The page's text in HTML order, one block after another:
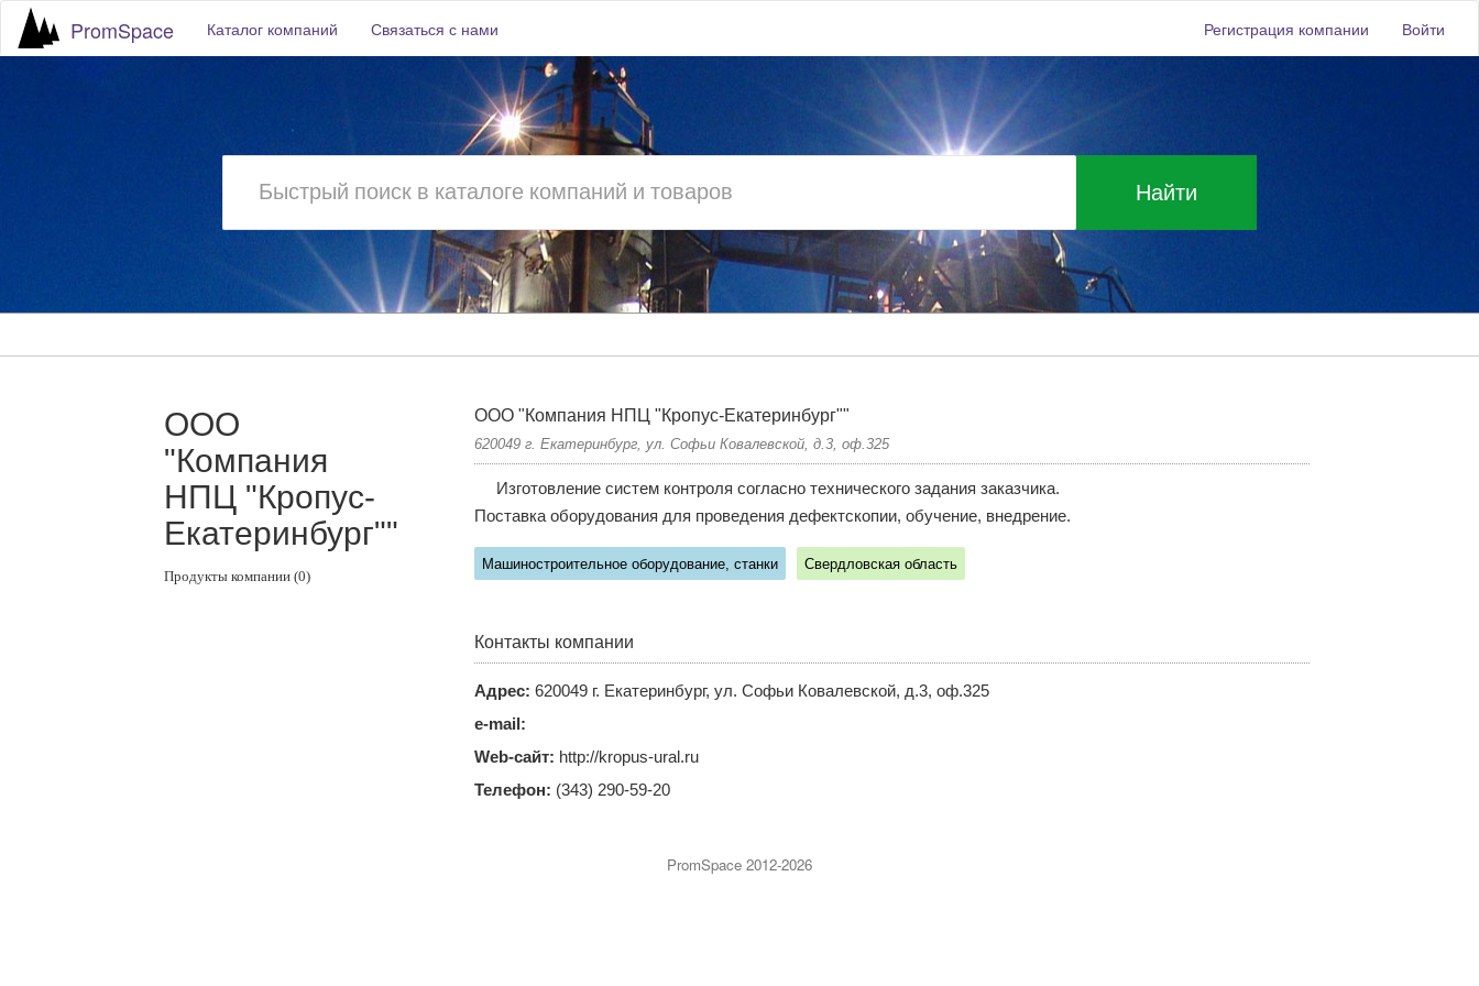
PromSpace Каталог компаний Связаться с нами Регистрация компании Войти
Найти
ООО
"Компания
НПЦ "Кропус-
Екатеринбург""
Продукты компании (0)
ООО "Компания НПЦ "Кропус-Екатеринбург""
620049 г. Екатеринбург, ул. Софьи Ковалевской, д.3, оф.325
Изготовление систем контроля согласно технического задания заказчика.
Поставка оборудования для проведения дефектскопии, обучение, внедрение.
Машиностроительное оборудование, станки Свердловская область
Контакты компании
Адрес: 620049 г. Екатеринбург, ул. Софьи Ковалевской, д.3, оф.325
e-mail:
Web-сайт: http://kropus-ural.ru
Телефон: (343) 290-59-20
PromSpace 2012-2026